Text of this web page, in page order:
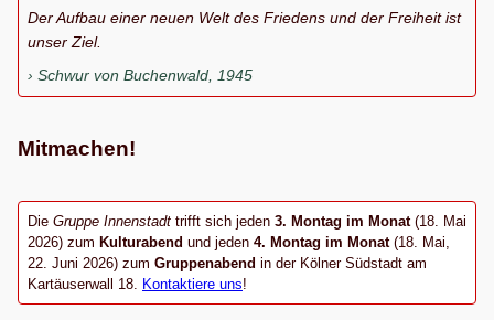
Der Aufbau einer neuen Welt des Friedens und der Freiheit ist
unser Ziel.
Schwur von Buchenwald, 1945
Mitmachen!
Die Gruppe Innenstadt trifft sich jeden 3. Montag im Monat (18. Mai
2026) zum Kulturabend und jeden 4. Montag im Monat(18. Mai,
22. Juni 2026) zum Gruppenabend in der Kölner Südstadt am
Kartäuserwall 18. Kontaktiere uns!